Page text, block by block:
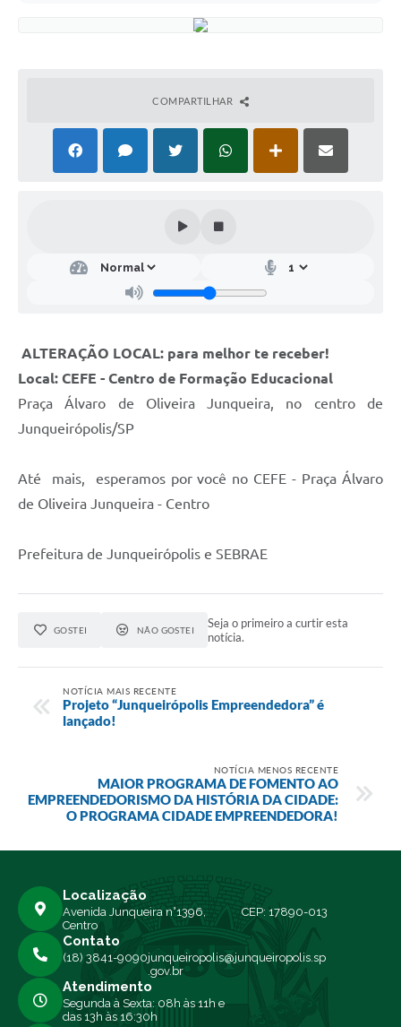
COMPARTILHAR
ALTERAÇÃO LOCAL: para melhor te receber!
Local: CEFE - Centro de Formação Educacional
Praça Álvaro de Oliveira Junqueira, no centro de
Junqueirópolis/SP
Até mais, esperamos por você no CEFE - Praça Álvaro
de Oliveira Junqueira - Centro
Prefeitura de Junqueirópolis e SEBRAE
GOSTEI NÃO GOSTEI
Seja o primeiro a curtir esta
notícia.
NOTÍCIA MAIS RECENTE
Projeto “Junqueirópolis Empreendedora” é
lançado!
NOTÍCIA MENOS RECENTE
MAIOR PROGRAMA DE FOMENTO AO
EMPREENDEDORISMO DA HISTÓRIA DA CIDADE:
O PROGRAMA CIDADE EMPREENDEDORA!
Localização
Avenida Junqueira n°1396,
Centro
CEP: 17890-013
Contato
(18) 3841-9090junqueiropolis@junqueiropolis.sp
.gov.br
Atendimento
Segunda à Sexta: 08h às 11h e
das 13h às 16:30h